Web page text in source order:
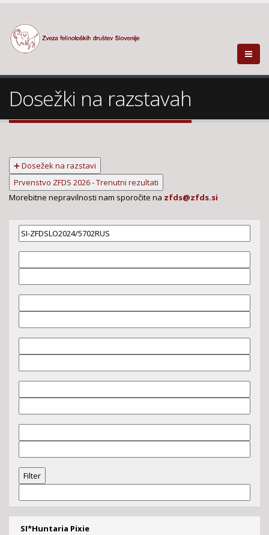
Dosežki na razstavah
➕ Dosežek na razstavi
Prvenstvo ZFDS 2026 - Trenutni rezultati
Morebitne nepravilnosti nam sporočite na zfds@zfds.si
SI*Huntaria Pixie